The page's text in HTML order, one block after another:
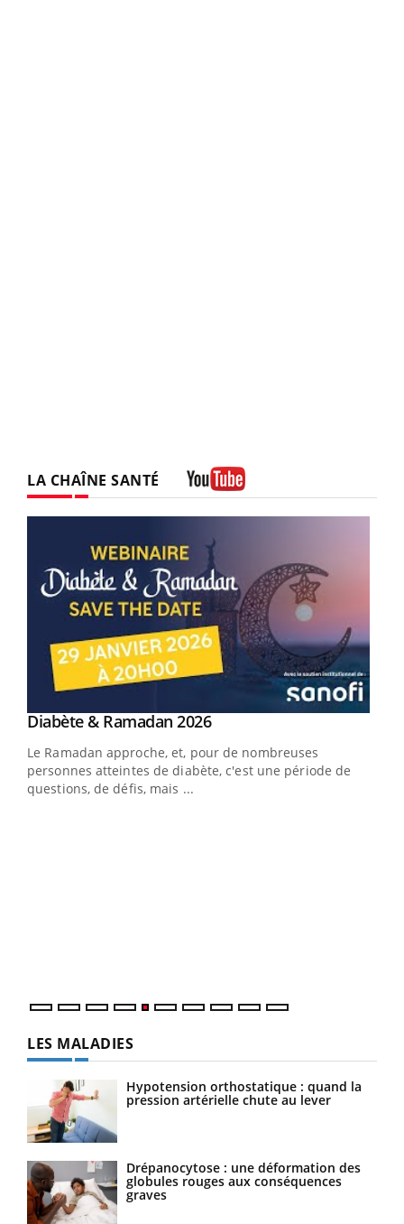
LA CHAÎNE SANTÉ
Youtube
Diabète & Ramadan 2026Youtube
Le Ramadan approche, et, pour de nombreuses
personnes atteintes de diabète, c'est une période de
questions, de défis, mais ...
LES MALADIES
Hypotension orthostatique : quand la
pression artérielle chute au lever
Drépanocytose : une déformation des
globules rouges aux conséquences
graves